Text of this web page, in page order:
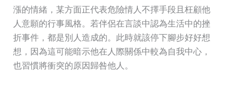
漲的情緒，某方面正代表危險情人不擇手段且枉顧他
人意願的行事風格。若伴侶在言談中認為生活中的挫
折事件，都是別人造成的。此時就該停下腳步好好想
想，因為這可能暗示他在人際關係中較為自我中心，
也習慣將衝突的原因歸咎他人。